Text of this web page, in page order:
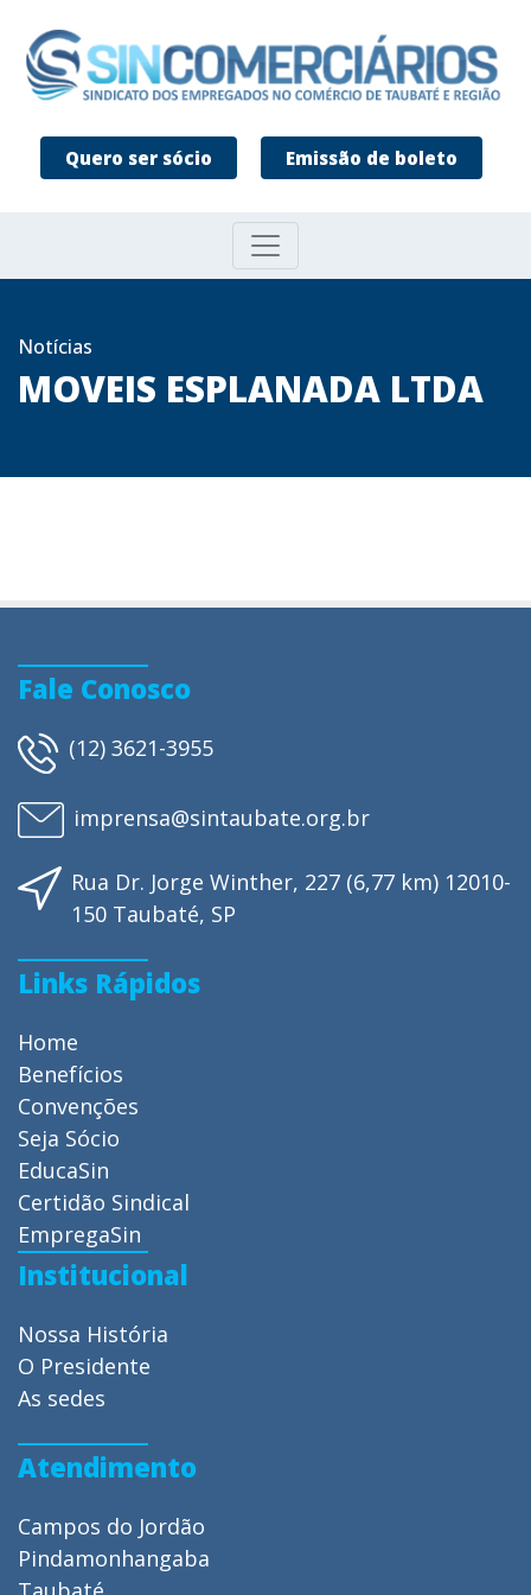
Quero ser sócio Emissão de boleto
Notícias
MOVEIS ESPLANADA LTDA
Fale Conosco
(12) 3621-3955
imprensa@sintaubate.org.br
Rua Dr. Jorge Winther, 227 (6,77 km) 12010-
150 Taubaté, SP
Links Rápidos
Home
Benefícios
Convenções
Seja Sócio
EducaSin
Certidão Sindical
EmpregaSin
Institucional
Nossa História
O Presidente
As sedes
Atendimento
Campos do Jordão
Pindamonhangaba